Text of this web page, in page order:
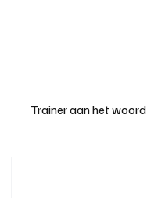
Trainer aan het woord